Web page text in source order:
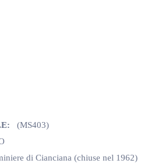
(MS403)
di Cianciana (chiuse nel 1962)